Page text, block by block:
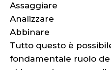
Assaggiare
Analizzare
Abbinare
Tutto questo è
fondamentale ruolo